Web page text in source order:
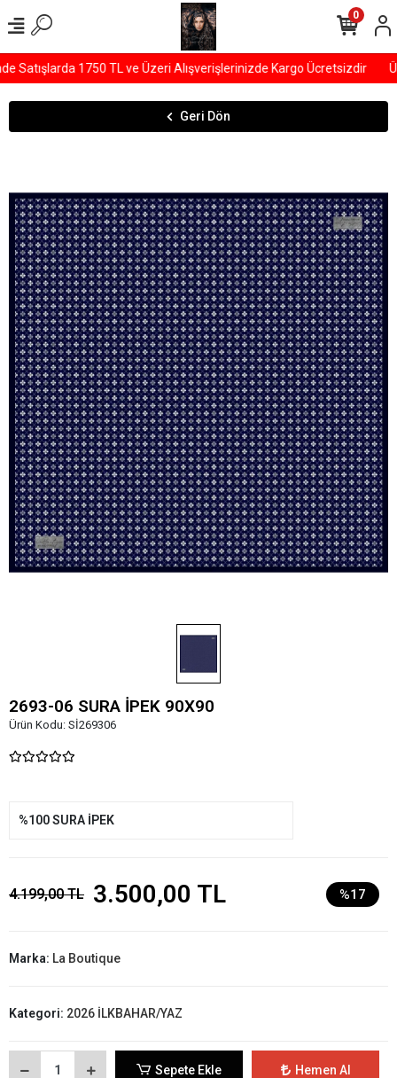
Satışlarda 1750 TL ve Üzeri Alışverişlerinizde Kargo Ücretsizdir
0
Geri Dön
2693-06 SURA İPEK 90X90
Ürün Kodu: Sİ269306
%100 SURA İPEK
4.199,00 TL 3.500,00 TL %17
Marka: La Boutique
Kategori: 2026 İLKBAHAR/YAZ
Sepete Ekle Hemen Al